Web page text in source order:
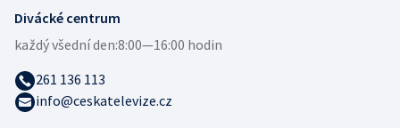
Divácké centrum
každý všední den:8:00—16:00 hodin
261 136 113
info@ceskatelevize.cz